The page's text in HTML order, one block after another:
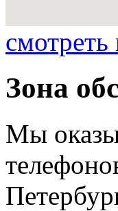
Зона
Мы